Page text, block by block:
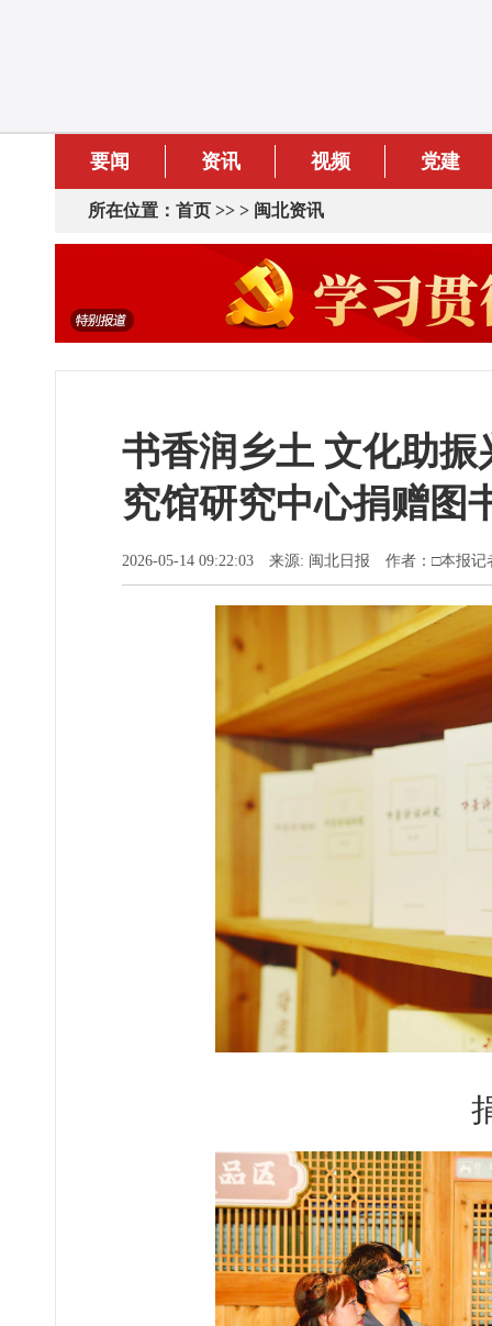
要闻 资讯 视频 党建
所在位置： 首页 >> > 闽北资讯
书香润乡土 文化助
究馆研究中心捐赠图
2026-05-14 09:22:03 来源: 闽北日报 作者：□本报记